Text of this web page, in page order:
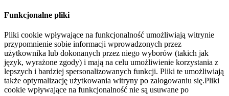
Funkcjonalne pliki
Pliki cookie wpływające na funkcjonalność umożliwiają witrynie
przypomnienie sobie informacji wprowadzonych przez
użytkownika lub dokonanych przez niego wyborów (takich jak
język, wyrażone zgody) i mają na celu umożliwienie korzystania z
lepszych i bardziej spersonalizowanych funkcji. Pliki te umożliwiają
także optymalizację użytkowania witryny po zalogowaniu się.Pliki
cookie wpływające na funkcjonalność nie są usuwane po